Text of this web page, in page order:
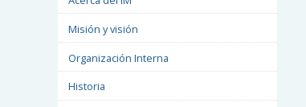
Misión y visión
Organización Interna
Historia